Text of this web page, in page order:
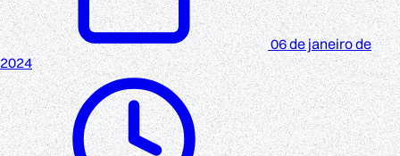
06 de janeiro de
2024